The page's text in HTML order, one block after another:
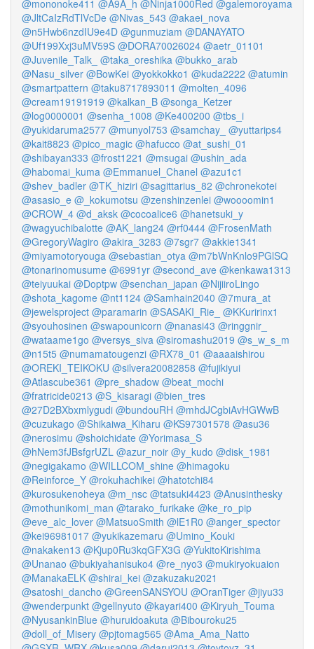
@mononoke411 @A9A_h @Ninja1000Red @galemoroyama
@JltCaIzRdTlVcDe @Nivas_543 @akaei_nova
@n5Hwb6nzdIU9e4D @gunmuziam @DANAYATO
@Uf199Xxj3uMV59S @DORA70026024 @aetr_01101
@Juvenile_Talk_ @taka_oreshika @bukko_arab
@Nasu_silver @BowKei @yokkokko1 @kuda2222 @atumin
@smartpattern @taku8717893011 @molten_4096
@cream19191919 @kalkan_B @songa_Ketzer
@log0000001 @senha_1008 @Ke400200 @tbs_i
@yukidaruma2577 @munyol753 @samchay_ @yuttarips4
@kait8823 @pico_magic @hafucco @at_sushi_01
@shibayan333 @frost1221 @msugai @ushin_ada
@habomai_kuma @Emmanuel_Chanel @azu1c1
@shev_badler @TK_hiziri @sagittarius_82 @chronekotei
@asasio_e @_kokumotsu @zenshinzenlei @woooomin1
@CROW_4 @d_aksk @cocoalice6 @hanetsuki_y
@wagyuchibalotte @AK_lang24 @rf0444 @FrosenMath
@GregoryWagiro @akira_3283 @7sgr7 @akkie1341
@miyamotoryouga @sebastian_otya @m7bWnKnlo9PGlSQ
@tonarinomusume @6991yr @second_ave @kenkawa1313
@teiyuukai @Doptpw @senchan_japan @NijiiroLingo
@shota_kagome @nt1124 @Samhain2040 @7mura_at
@jewelsproject @paramarin @SASAKI_Rie_ @KKuririnx1
@syouhosinen @swapounicorn @nanasi43 @ringgnir_
@wataame1go @versys_siva @siromashu2019 @s_w_s_m
@n15t5 @numamatougenzi @RX78_01 @aaaaishirou
@OREKI_TEIKOKU @silvera20082858 @fujikiyui
@Atlascube361 @pre_shadow @beat_mochi
@fratricide0213 @S_kisaragi @bien_tres
@27D2BXbxmlygudi @bundouRH @mhdJCgbiAvHGWwB
@cuzukago @Shikaiwa_Kiharu @KS97301578 @asu36
@nerosimu @shoichidate @Yorimasa_S
@hNem3fJBsfgrUZL @azur_noir @y_kudo @disk_1981
@negigakamo @WILLCOM_shine @himagoku
@Reinforce_Y @rokuhachikei @hatotchi84
@kurosukenoheya @m_nsc @tatsuki4423 @Anusinthesky
@mothunikomi_man @tarako_furikake @ke_ro_pip
@eve_alc_lover @MatsuoSmith @lE1R0 @anger_spector
@kei96981017 @yukikazemaru @Umino_Kouki
@nakaken13 @Kjup0Ru3kqGFX3G @YukitoKirishima
@Unanao @bukiyahanisuko4 @re_nyo3 @mukiryokuaion
@ManakaELK @shirai_kei @zakuzaku2021
@satoshi_dancho @GreenSANSYOU @OranTiger @jiyu33
@wenderpunkt @gellnyuto @kayari400 @Kiryuh_Touma
@NyusankinBlue @huruidoakuta @Bibouroku25
@doll_of_Misery @pjtomag565 @Ama_Ama_Natto